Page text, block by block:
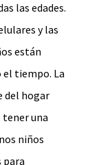
las edades.
y las
están
el tiempo. La
del hogar
tener una
niños
para